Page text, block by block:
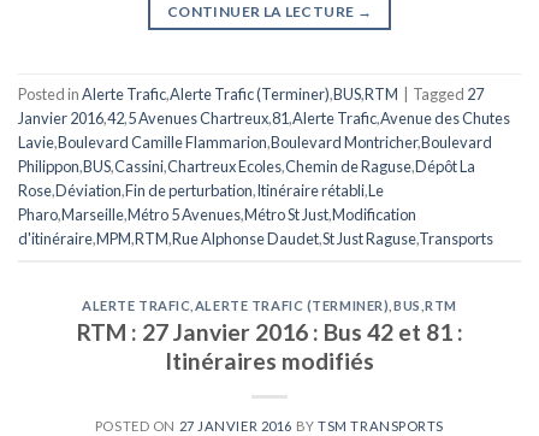
CONTINUER LA LECTURE →
Posted inAlerte Trafic,Alerte Trafic (Terminer),BUS,RTM Tagged 27
Janvier 2016,42,5 Avenues Chartreux,81,Alerte Trafic,Avenue des Chutes
Lavie,Boulevard Camille Flammarion,Boulevard Montricher,Boulevard
Philippon,BUS,Cassini,Chartreux Ecoles,Chemin de Raguse,Dépôt La
Rose,Déviation,Fin de perturbation,Itinéraire rétabli,Le
Pharo,Marseille,Métro 5 Avenues,Métro St Just,Modification
d'itinéraire,MPM,RTM,Rue Alphonse Daudet,St Just Raguse,Transports
ALERTE TRAFIC ALERTE TRAFIC (TERMINER) BUS ,RTM
RTM : 27 Janvier 2016 : Bus 42 et 81 :
Itinéraires modifiés
POSTED ON 27 JANVIER 2016 BYTSM TRANSPORTS